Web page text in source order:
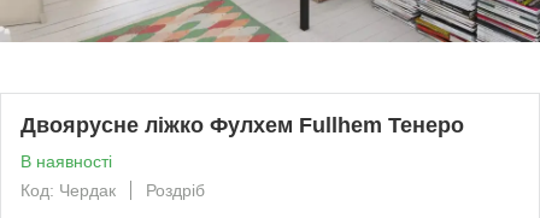
Двоярусне ліжко Фулхем Fullhem Тенеро
В наявності
Код: Чердак
Роздріб